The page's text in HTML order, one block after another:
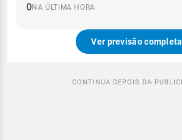
0NA ÚLTIMA HORA
Ver previsão completa